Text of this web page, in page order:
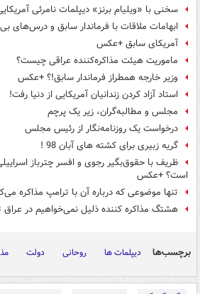
سخنی با «ویلیام برنز» دیپلمات نامرئی
ابهامات ملاقات با فرماندار سابق و درس‌های
آمریکای سابق +عکس
ماموریت هیئت مذاکره‌کننده عراقی چیست؟
وزیر خارجه همطراز فرماندار سابق!؟ +عکس
استاد آزاد کردن زندانیان آمریکایی از دنیا رفت!
مجلس و مطالبه‌گران، زیر یک پرچم
درخواست یک روزنامه‌نگار از رئیس مجلس
گریه زبیری برای کشته های آبان 98 !
ظریف با حقوق‌بگیر رجوی و افسر چترباز
است؟ +عکس
تنها موضوعی که درباره آن با ترامپ مذاکره
هشتگ مذاکره کننده ذلیل نمی‌خواهیم در
برچسب‌ها دیپلمات ها روحانی دولت